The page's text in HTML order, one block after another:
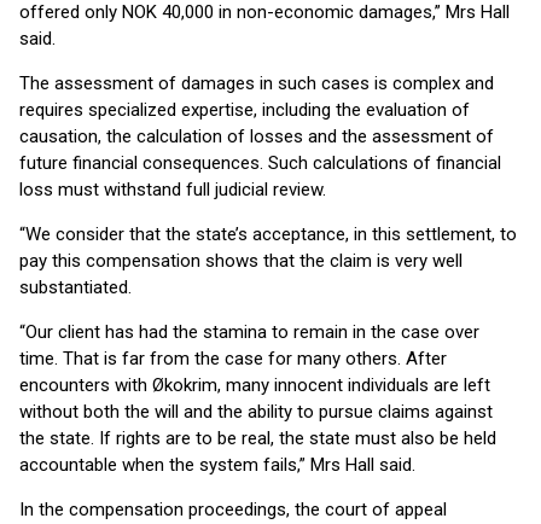
offered only NOK 40,000 in non-economic damages,” Mrs Hall
said.
The assessment of damages in such cases is complex and
requires specialized expertise, including the evaluation of
causation, the calculation of losses and the assessment of
future financial consequences. Such calculations of financial
loss must withstand full judicial review.
“We consider that the state’s acceptance, in this settlement, to
pay this compensation shows that the claim is very well
substantiated.
“Our client has had the stamina to remain in the case over
time. That is far from the case for many others. After
encounters with Økokrim, many innocent individuals are left
without both the will and the ability to pursue claims against
the state. If rights are to be real, the state must also be held
accountable when the system fails,” Mrs Hall said.
In the compensation proceedings, the court of appeal